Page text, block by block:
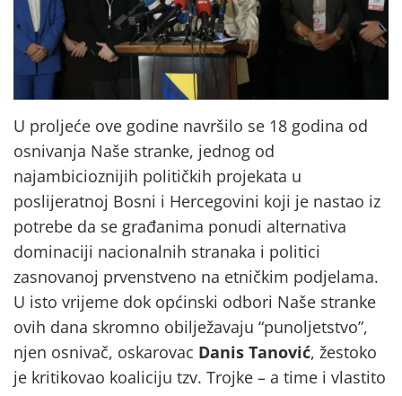
U proljeće ove godine navršilo se 18 godina od
osnivanja Naše stranke, jednog od
najambicioznijih političkih projekata u
poslijeratnoj Bosni i Hercegovini koji je nastao iz
potrebe da se građanima ponudi alternativa
dominaciji nacionalnih stranaka i politici
zasnovanoj prvenstveno na etničkim podjelama.
U isto vrijeme dok općinski odbori Naše stranke
ovih dana skromno obilježavaju “punoljetstvo”,
njen osnivač, oskarovac Danis Tanović, žestoko
je kritikovao koaliciju tzv. Trojke – a time i vlastito